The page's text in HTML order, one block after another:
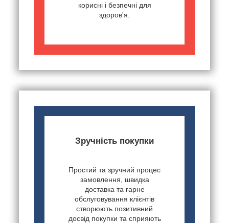
корисні і безпечні для
здоров'я.
Зручність покупки
Простий та зручний процес
замовлення, швидка
доставка та гарне
обслуговування клієнтів
створюють позитивний
досвід покупки та сприяють